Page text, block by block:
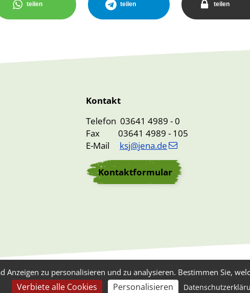
teilen teilen teilen
Kontakt
Telefon 03641 4989 - 0
Fax 03641 4989 - 105
E-Mail ksj@jena.de
Kontaktformular
Anzeigen zu personalisieren und zu analysieren. Bestimmen Sie,
Verbiete alle Cookies Personalisieren